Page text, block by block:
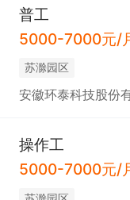
普工
5000-7000元/
苏滁园区
安徽环泰科技股份
操作工
5000-7000元/